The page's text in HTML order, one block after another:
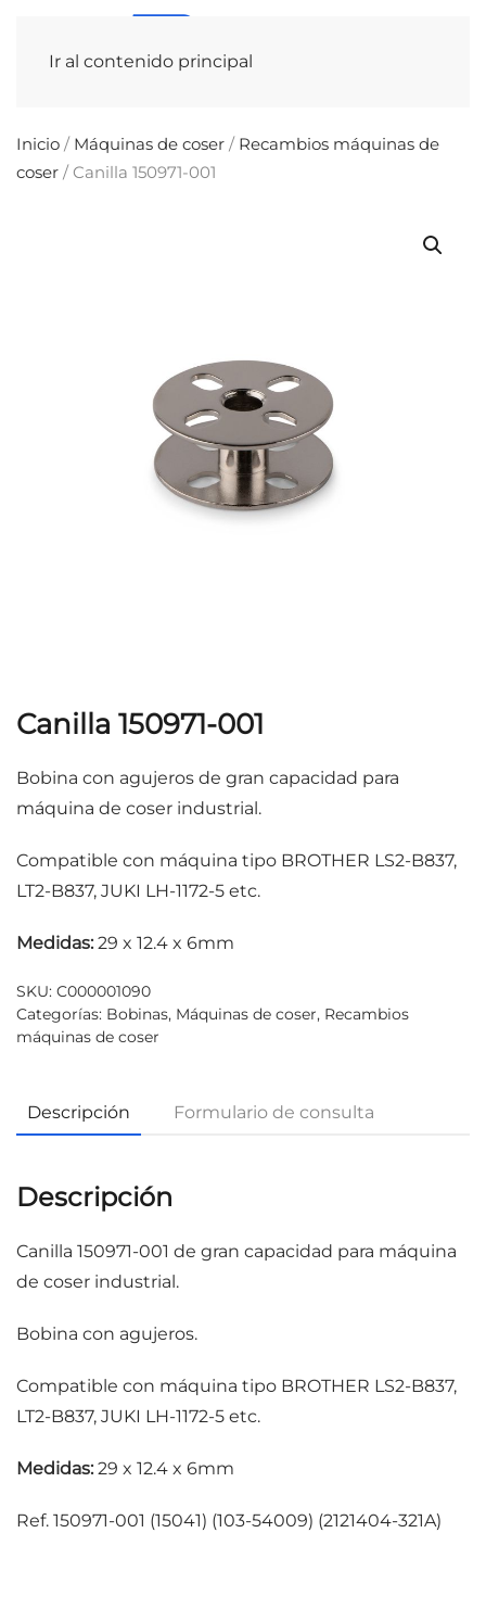
Ir al contenido principal
Inicio / Máquinas de coser / Recambios máquinas de
coser / Canilla 150971-001
Canilla 150971-001
Bobina con agujeros de gran capacidad para
máquina de coser industrial.
Compatible con máquina tipo BROTHER LS2-B837,
LT2-B837, JUKI LH-1172-5 etc.
Medidas: 29 x 12.4 x 6mm
SKU: C000001090
Categorías: Bobinas, Máquinas de coser, Recambios
máquinas de coser
Descripción Formulario de consulta
Descripción
Canilla 150971-001 de gran capacidad para máquina
de coser industrial.
Bobina con agujeros.
Compatible con máquina tipo BROTHER LS2-B837,
LT2-B837, JUKI LH-1172-5 etc.
Medidas: 29 x 12.4 x 6mm
Ref. 150971-001 (15041) (103-54009) (2121404-321A)